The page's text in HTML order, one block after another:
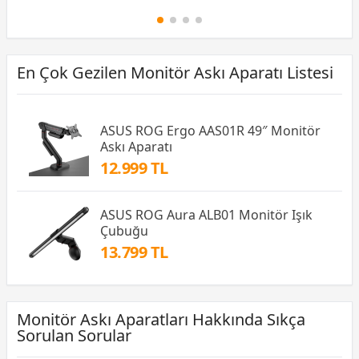
En Çok Gezilen Monitör Askı Aparatı Listesi
ASUS ROG Ergo AAS01R 49″ Monitör
Askı Aparatı
12.999 TL
ASUS ROG Aura ALB01 Monitör Işık
Çubuğu
13.799 TL
Monitör Askı Aparatları Hakkında Sıkça
Sorulan Sorular